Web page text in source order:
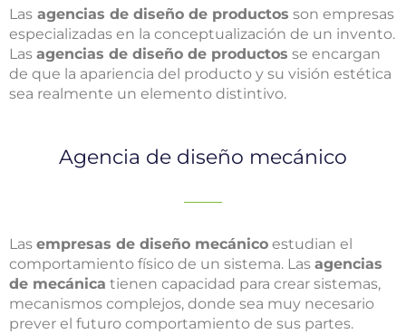
Las agencias de diseño de productos son empresas
especializadas en la conceptualización de un invento.
Las agencias de diseño de productos se encargan
de que la apariencia del producto y su visión estética
sea realmente un elemento distintivo.
Agencia de diseño mecánico
Las empresas de diseño mecánico estudian el
comportamiento físico de un sistema. Las agencias
de mecánica tienen capacidad para crear sistemas,
mecanismos complejos, donde sea muy necesario
prever el futuro comportamiento de sus partes.